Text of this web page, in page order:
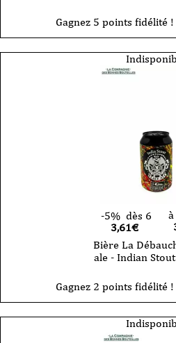
Gagnez 5 points fidélité !
-5% dès 6
3,61€
Bière La
ale - Indian
Gagnez 2 points fidélité !